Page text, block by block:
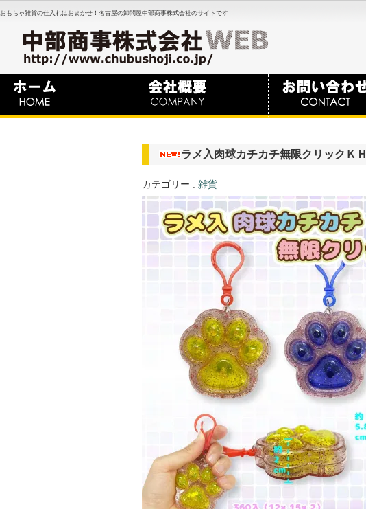
おもちゃ雑貨の仕入れはおまかせ！名古屋の卸問屋中部商事株式会社のサイトです
ラメ入肉球カチカチ無限クリックＫＨ
カテゴリー : 雑貨